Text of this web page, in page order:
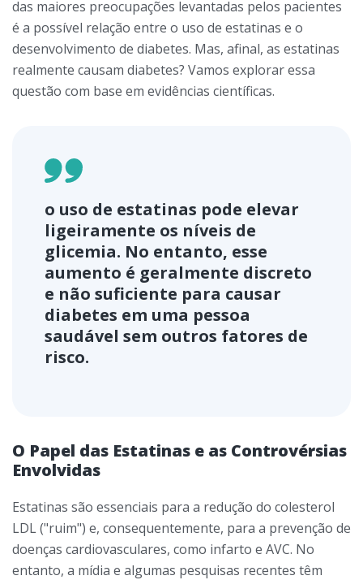
das maiores preocupações levantadas pelos pacientes
é a possível relação entre o uso de estatinas e o
desenvolvimento de diabetes. Mas, afinal, as estatinas
realmente causam diabetes? Vamos explorar essa
questão com base em evidências científicas.
o uso de estatinas pode elevar
ligeiramente os níveis de
glicemia. No entanto, esse
aumento é geralmente discreto
e não suficiente para causar
diabetes em uma pessoa
saudável sem outros fatores de
risco.
O Papel das Estatinas e as Controvérsias
Envolvidas
Estatinas são essenciais para a redução do colesterol
LDL ("ruim") e, consequentemente, para a prevenção de
doenças cardiovasculares, como infarto e AVC. No
entanto, a mídia e algumas pesquisas recentes têm